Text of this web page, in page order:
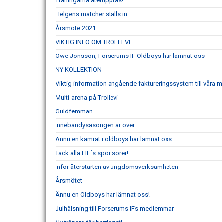
Helgens matcher ställs in
Årsmöte 2021
VIKTIG INFO OM TROLLEVI
Owe Jonsson, Forserums IF Oldboys har lämnat oss
NY KOLLEKTION
Viktig information angående faktureringssystem till våra
Multi-arena på Trollevi
Guldfemman
Innebandysäsongen är över
Ännu en kamrat i oldboys har lämnat oss
Tack alla FIF´s sponsorer!
Inför återstarten av ungdomsverksamheten
Årsmötet
Ännu en Oldboys har lämnat oss!
Julhälsning till Forserums IFs medlemmar